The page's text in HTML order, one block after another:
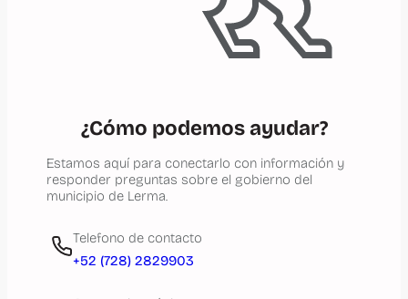
¿Cómo podemos ayudar?
Estamos aquí para conectarlo con información y
responder preguntas sobre el gobierno del
municipio de Lerma.
Telefono de contacto
+52 (728) 2829903